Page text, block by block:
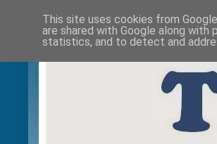
This site uses cookies from
are shared with Google along
statistics, and to detect and